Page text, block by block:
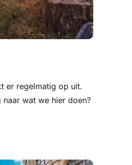
er regelmatig op uit.
naar wat we hier doen?